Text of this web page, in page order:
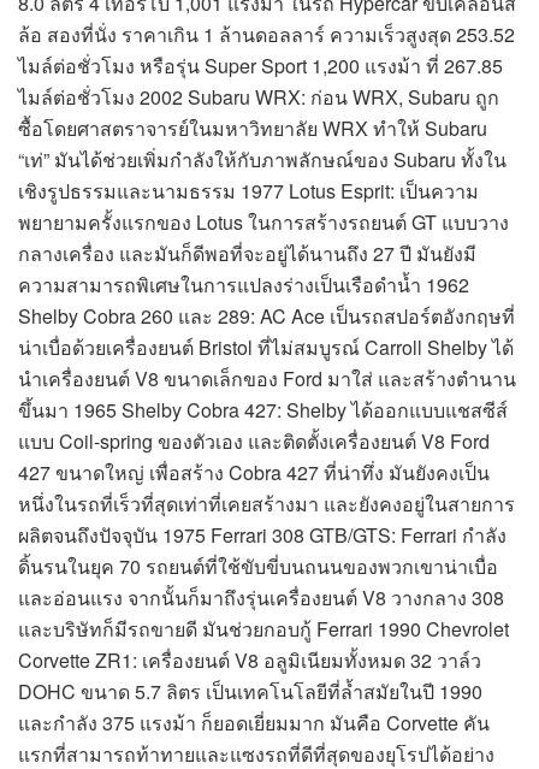
ล้อ สองที่นั่ง ราคาเกิน 1 ล้านดอลลาร์ ความเร็วสูงสุด 253.52
ไมล์ต่อชั่วโมง หรือรุ่น Super Sport 1,200 แรงม้า ที่ 267.85
ไมล์ต่อชั่วโมง 2002 Subaru WRX: ก่อน WRX, Subaru ถูก
ซื้อโดยศาสตราจารย์ในมหาวิทยาลัย WRX ทำให้ Subaru
“เท่” มันได้ช่วยเพิ่มกำลังให้กับภาพลักษณ์ของ Subaru ทั้งใน
เชิงรูปธรรมและนามธรรม 1977 Lotus Esprit: เป็นความ
พยายามครั้งแรกของ Lotus ในการสร้างรถยนต์ GT แบบวาง
กลางเครื่อง และมันก็ดีพอที่จะอยู่ได้นานถึง 27 ปี มันยังมี
ความสามารถพิเศษในการแปลงร่างเป็นเรือดำน้ำ 1962
Shelby Cobra 260 และ 289: AC Ace เป็นรถสปอร์ตอังกฤษที่
น่าเบื่อด้วยเครื่องยนต์ Bristol ที่ไม่สมบูรณ์ Carroll Shelby ได้
นำเครื่องยนต์ V8 ขนาดเล็กของ Ford มาใส่ และสร้างตำนาน
ขึ้นมา 1965 Shelby Cobra 427: Shelby ได้ออกแบบแชสซีส์
แบบ Coil-spring ของตัวเอง และติดตั้งเครื่องยนต์ V8 Ford
427 ขนาดใหญ่ เพื่อสร้าง Cobra 427 ที่น่าทึ่ง มันยังคงเป็น
หนึ่งในรถที่เร็วที่สุดเท่าที่เคยสร้างมา และยังคงอยู่ในสายการ
ผลิตจนถึงปัจจุบัน 1975 Ferrari 308 GTB/GTS: Ferrari กำลัง
ดิ้นรนในยุค 70 รถยนต์ที่ใช้ขับขี่บนถนนของพวกเขาน่าเบื่อ
และอ่อนแรง จากนั้นก็มาถึงรุ่นเครื่องยนต์ V8 วางกลาง 308
และบริษัทก็มีรถขายดี มันช่วยกอบกู้ Ferrari 1990 Chevrolet
Corvette ZR1: เครื่องยนต์ V8 อลูมิเนียมทั้งหมด 32 วาล์ว
DOHC ขนาด 5.7 ลิตร เป็นเทคโนโลยีที่ล้ำสมัยในปี 1990
และกำลัง 375 แรงม้า ก็ยอดเยี่ยมมาก มันคือ Corvette คัน
แรกที่สามารถท้าทายและแซงรถที่ดีที่สุดของยุโรปได้อย่าง